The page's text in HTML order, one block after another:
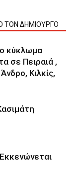
ΤΟΝ ΔΗΜΙΟΥΡΓΟ
κύκλωμα
σε Πειραιά ,
Κιλκίς,